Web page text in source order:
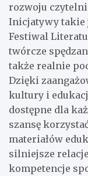
rozwoju
Inicjatywy takie
Festiwal
twórcze
także realnie
Dzięki
kultury i
dostępne dla
szansę
materiałów
silniejsze
kompetencje